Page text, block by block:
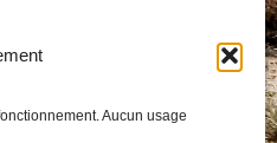
Aucun usage